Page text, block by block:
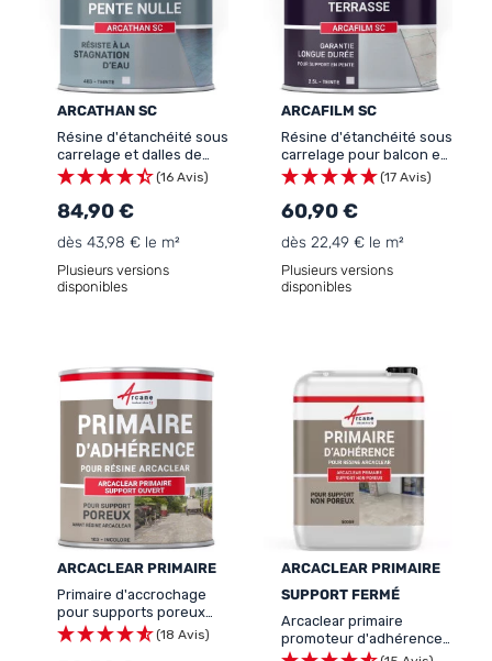
ARCATHAN SC
Résine d'étanchéité sous
carrelage et dalles de
terrasse sur plots:
ARCATHAN SC
(16 Avis)
84,90 €
dès 43,98 € le m²
Plusieurs versions
disponibles
ARCAFILM SC
Résine d'étanchéité sous
carrelage pour balcon et
terrasse en pente :
ARCAFILM SC
(17 Avis)
60,90 €
dès 22,49 € le m²
Plusieurs versions
disponibles
ARCACLEAR PRIMAIRE
Primaire d'accrochage
pour supports poreux
avant résine
d'étanchéité :
(18 Avis)
ARCACLEAR PRIMAIRE
SUPPORT FERMÉ
Arcaclear primaire
promoteur d'adhérence
support lisse fermé -